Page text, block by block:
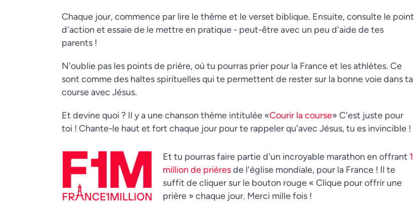
Chaque jour, commence par lire le thème et le verset biblique. Ensuite, consulte le point
d'action et essaie de le mettre en pratique - peut-être avec un peu d'aide de tes
parents !
N'oublie pas les points de prière, où tu pourras prier pour la France et les athlètes. Ce
sont comme des haltes spirituelles qui te permettent de rester sur la bonne voie dans ta
course avec Jésus.
Et devine quoi ? Il y a une chanson thème intitulée «Courir la course» C'est juste pour
toi ! Chante-le haut et fort chaque jour pour te rappeler qu'avec Jésus, tu es invincible !
Et tu pourras faire partie d'un incroyable marathon en offrant 1
million de prièresde l'église mondiale, pour la France ! Il te
suffit de cliquer sur le bouton rouge « Clique pour offrir une
prière » chaque jour. Merci mille fois !